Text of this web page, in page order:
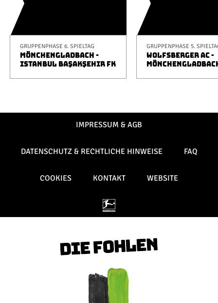
GRUPPENPHASE 6. SPIELTAG
MÖNCHENGLADBACH -
ISTANBUL BAŞAKŞEHIR FK
GRUPPENPHASE 5.
WOLFSBERGER AC -
IMPRESSUM & AGB
DATENSCHUTZ & RECHTLICHE HINWEISE FAQ
COOKIES KONTAKT WEBSITE